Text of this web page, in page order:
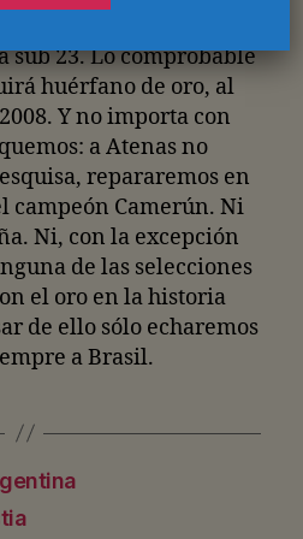
sub 23. Lo comprobable
huérfano de oro, al
Y no importa con
a Atenas no
repararemos en
campeón Camerún. Ni
Ni, con la excepción
de las selecciones
el oro en la historia
de ello sólo echaremos
a Brasil.